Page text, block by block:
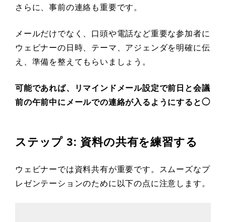
さらに、事前の連絡も重要です。
メールだけでなく、口頭や電話など重要な参加者に
ウェビナーの日時、テーマ、アジェンダを明確に伝
え、準備を整えてもらいましょう。
可能であれば、リマインドメール設定で前日と会議
前の午前中にメールでの連絡が入るようにすると◯
ステップ 3: 資料の共有を練習する
ウェビナーでは資料共有が重要です。スムーズなプ
レゼンテーションのために以下の点に注意します。